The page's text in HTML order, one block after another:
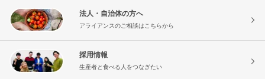
法人・自治体の方へ
アライアンスのご相談はこちらから
採用情報
生産者と食べる人をつなぎたい